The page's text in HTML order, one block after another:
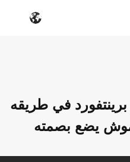
في طريقه
يضع بصمته